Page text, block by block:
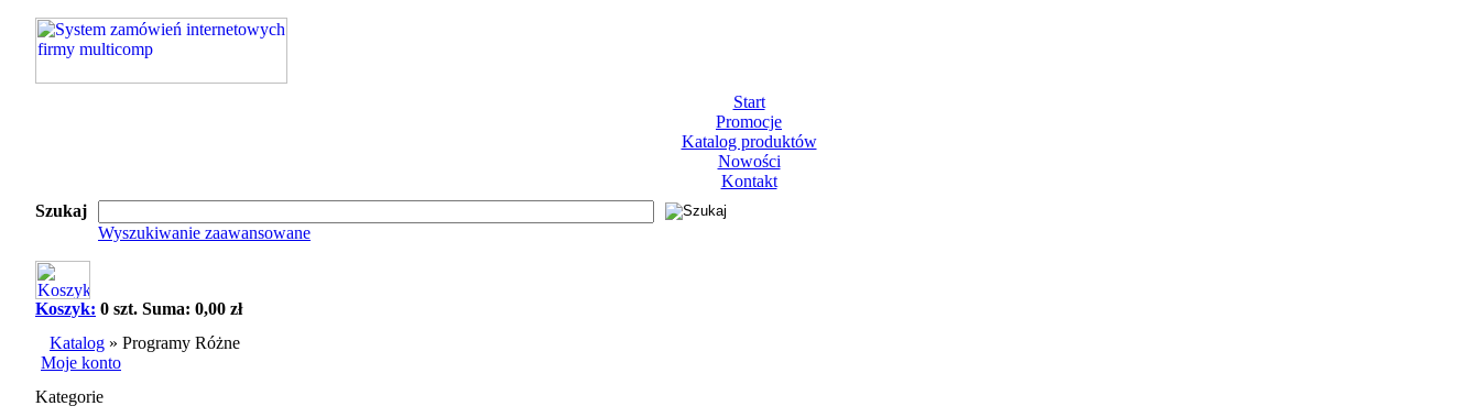
Start
Promocje
Katalog produktów
Nowości
Kontakt
Szukaj
Wyszukiwanie zaawansowane
Koszyk: 0 szt. Suma: 0,00 zł
Katalog » Programy Różne
Moje konto
Kategorie